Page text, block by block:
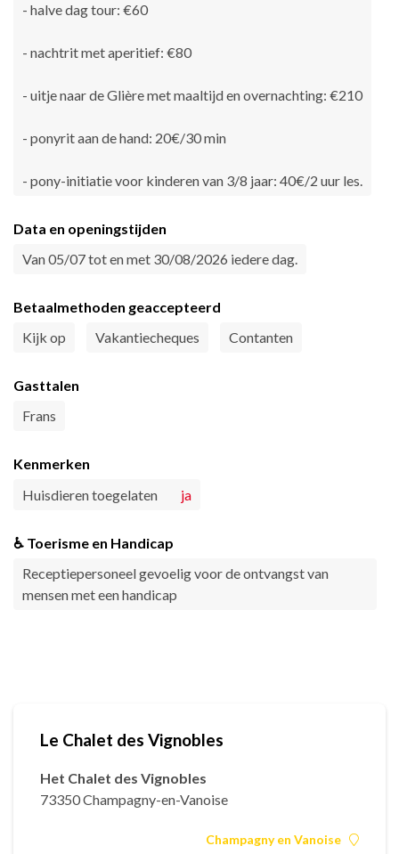
- halve dag tour: €60
- nachtrit met aperitief: €80
- uitje naar de Glière met maaltijd en overnachting: €210
- ponyrit aan de hand: 20€/30 min
- pony-initiatie voor kinderen van 3/8 jaar: 40€/2 uur les.
Data en openingstijden
Van 05/07 tot en met 30/08/2026 iedere dag.
Betaalmethoden geaccepteerd
Kijk op
Vakantiecheques Contanten
Gasttalen
Frans
Kenmerken
Huisdieren toegelaten
ja
♿ Toerisme en Handicap
Receptiepersoneel gevoelig voor de ontvangst van
mensen met een handicap
Le Chalet des Vignobles
Het Chalet des Vignobles
73350 Champagny-en-Vanoise
Champagny en Vanoise